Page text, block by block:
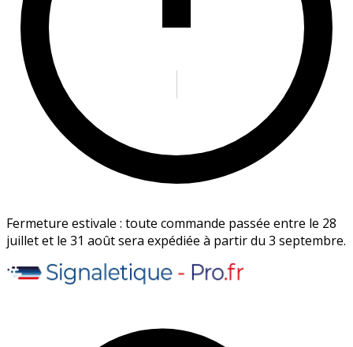
Fermeture estivale : toute commande passée entre le 28
juillet et le 31 août sera expédiée à partir du 3 septembre.